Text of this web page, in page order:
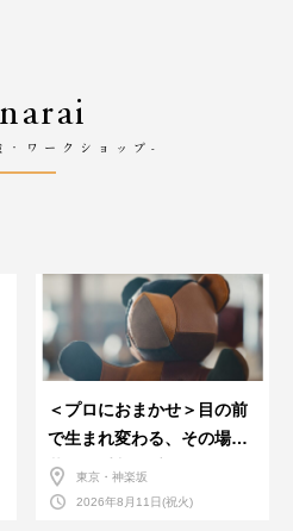
・ワークショップ-
＜プロにおまかせ＞目の前
で生まれ変わる、その場で
革のお手入れ受付会。
東京・神楽坂
2026年8月11日(祝火)